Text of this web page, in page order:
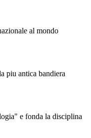
al mondo
piu antica bandiera
e fonda la disciplina